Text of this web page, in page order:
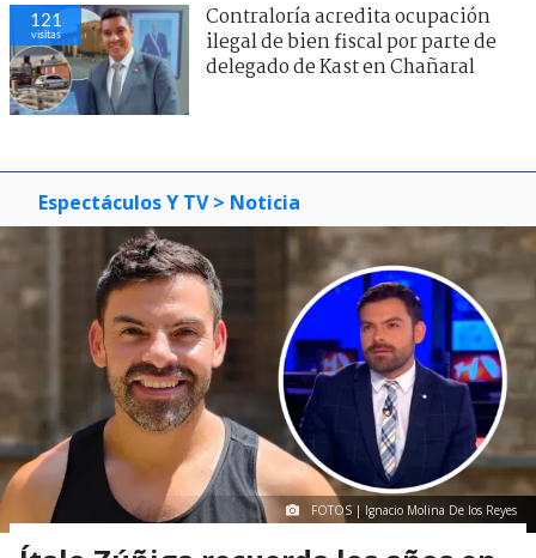
121
visitas
Contraloría acredita ocupación
ilegal de bien fiscal por parte de
delegado de Kast en Chañaral
Espectáculos Y TV > Noticia
FOTOS | Ignacio Molina De los Reyes